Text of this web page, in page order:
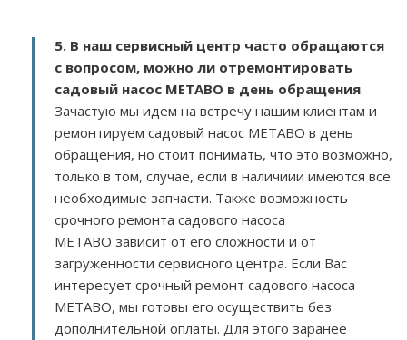
5. В наш сервисный центр часто обращаются
с вопросом, можно ли отремонтировать
садовый насос METABO в день обращения.
Зачастую мы идем на встречу нашим клиентам и
ремонтируем садовый насос METABO в день
обращения, но стоит понимать, что это возможно,
только в том, случае, если в наличиии имеются все
необходимые запчасти. Также возможность
срочного ремонта садового насоса
METABO зависит от его сложности и от
загруженности сервисного центра. Если Вас
интересует срочный ремонт садового насоса
METABO, мы готовы его осуществить без
дополнительной оплаты. Для этого заранее